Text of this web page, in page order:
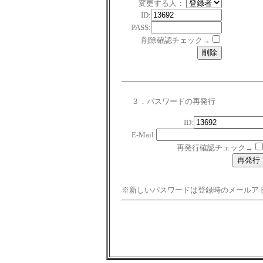
変更する人：
ID:
PASS:
削除確認チェック→
３．パスワードの再発行
ID:
E-Mail:
再発行確認チェック→
※新しいパスワードは登録時のメールア